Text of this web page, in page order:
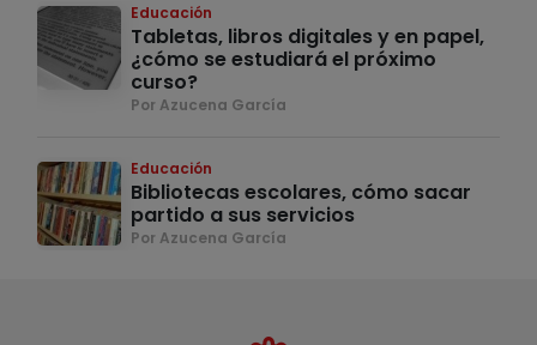
Educación
Tabletas, libros digitales y en papel,
¿cómo se estudiará el próximo
curso?
Por Azucena García
Educación
Bibliotecas escolares, cómo sacar
partido a sus servicios
Por Azucena García